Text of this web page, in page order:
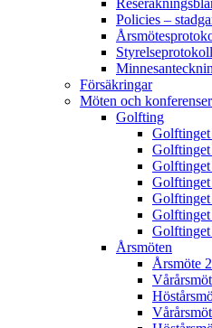
Policies –
Styrelseprotokoll
Försäkringar
Möten och konferenser
Golfting
Golftinget
Golftinget
Årsmöten
Årsmöte